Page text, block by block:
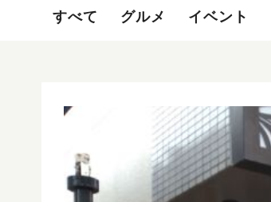
すべて グルメ イベント